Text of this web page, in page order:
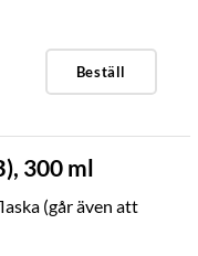
Beställ
300 ml
(går även att